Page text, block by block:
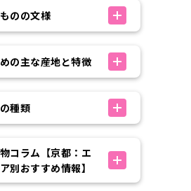
のの文様
の主な産地と特徴
種類
コラム【京都：エ
別おすすめ情報】